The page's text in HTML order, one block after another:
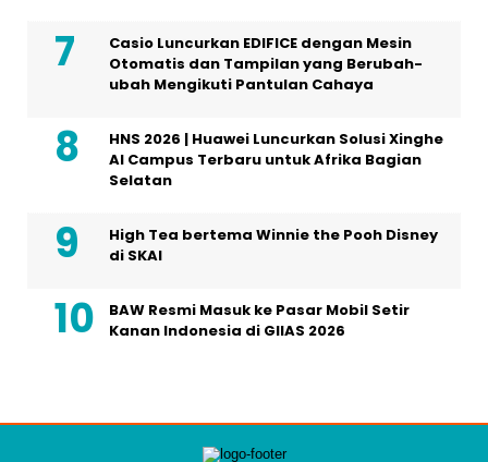
Casio Luncurkan EDIFICE dengan Mesin
Otomatis dan Tampilan yang Berubah-
ubah Mengikuti Pantulan Cahaya
HNS 2026 | Huawei Luncurkan Solusi Xinghe
AI Campus Terbaru untuk Afrika Bagian
Selatan
High Tea bertema Winnie the Pooh Disney
di SKAI
BAW Resmi Masuk ke Pasar Mobil Setir
Kanan Indonesia di GIIAS 2026